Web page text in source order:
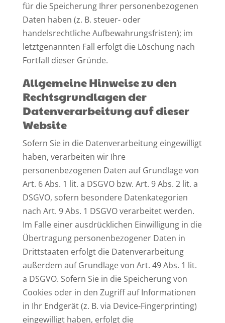
für die Speicherung Ihrer personenbezogenen
Daten haben (z. B. steuer- oder
handelsrechtliche Aufbewahrungsfristen); im
letztgenannten Fall erfolgt die Löschung nach
Fortfall dieser Gründe.
Allgemeine Hinweise zu den
Rechtsgrundlagen der
Datenverarbeitung auf dieser
Website
Sofern Sie in die Datenverarbeitung eingewilligt
haben, verarbeiten wir Ihre
personenbezogenen Daten auf Grundlage von
Art. 6 Abs. 1 lit. a DSGVO bzw. Art. 9 Abs. 2 lit. a
DSGVO, sofern besondere Datenkategorien
nach Art. 9 Abs. 1 DSGVO verarbeitet werden.
Im Falle einer ausdrücklichen Einwilligung in die
Übertragung personenbezogener Daten in
Drittstaaten erfolgt die Datenverarbeitung
außerdem auf Grundlage von Art. 49 Abs. 1 lit.
a DSGVO. Sofern Sie in die Speicherung von
Cookies oder in den Zugriff auf Informationen
in Ihr Endgerät (z. B. via Device-Fingerprinting)
eingewilligt haben, erfolgt die